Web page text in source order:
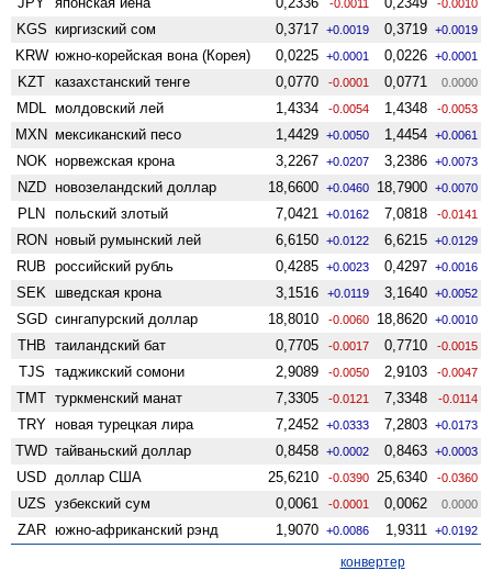
-0.0011 -0.0010
KGS киргизский сом 0,3717 +0.0019 0,3719 +0.0019
KRW южно-корейская вона (Корея) 0,0225 +0.0001 0,0226 +0.0001
KZT казахстанский тенге 0,0770 -0.0001 0,0771 0.0000
MDL молдовский лей 1,4334 -0.0054 1,4348 -0.0053
MXN мексиканский песо 1,4429 +0.0050 1,4454 +0.0061
NOK норвежская крона 3,2267 +0.0207 3,2386 +0.0073
NZD ново­зеландский доллар 18,6600 +0.0460 18,7900 +0.0070
PLN польский злотый 7,0421 +0.0162 7,0818 -0.0141
RON новый румынский лей 6,6150 +0.0122 6,6215 +0.0129
RUB российский рубль 0,4285 +0.0023 0,4297 +0.0016
SEK шведская крона 3,1516 +0.0119 3,1640 +0.0052
SGD сингапурский доллар 18,8010 -0.0060 18,8620 +0.0010
THB таиландский бат 0,7705 -0.0017 0,7710 -0.0015
TJS таджикский сомони 2,9089 -0.0050 2,9103 -0.0047
TMT туркменский манат 7,3305 -0.0121 7,3348 -0.0114
TRY новая турецкая лира 7,2452 +0.0333 7,2803 +0.0173
TWD тайваньский доллар 0,8458 +0.0002 0,8463 +0.0003
USD доллар США 25,6210 -0.0390 25,6340 -0.0360
UZS узбекский сум 0,0061 -0.0001 0,0062 0.0000
ZAR южно-африканский рэнд 1,9070 +0.0086 1,9311 +0.0192
конвертер